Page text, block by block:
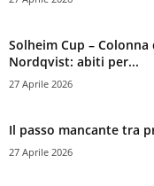
Solheim Cup –
Nordqvist: abiti per...
27 Aprile 2026
Il passo mancante tra
27 Aprile 2026